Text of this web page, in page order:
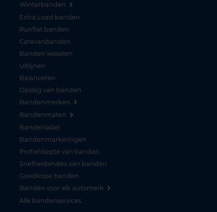
Winterbanden
Extra Load banden
Runflat banden
Caravanbanden
Banden wisselen
Uitlijnen
Balanceren
Opslag van banden
Bandenmerken
Bandenmaten
Bandenlabel
Bandenmarkeringen
Profieldiepte van banden
Snelheidsindex van banden
Goedkope banden
Banden voor elk automerk
Alle bandenservices